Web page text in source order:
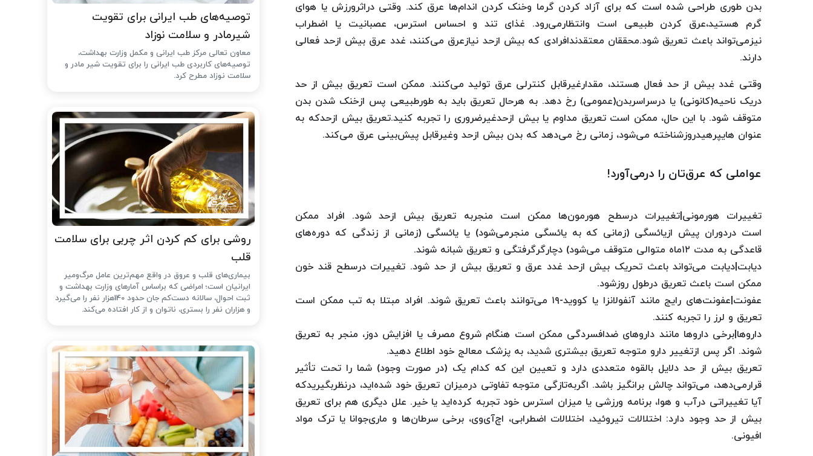
بدن طوری طراحی شده است که برای آزاد کردن گرما وخنک کردن اندام‌ها عرق کند. وقتی دراثرورزش یا هوای
گرم هستید،عرق کردن طبیعی است وانتظارمی‌رود. غذای تند و احساس استرس، عصبانیت یا اضطراب
نیزمی‌تواند باعث تعریق شود.محققان معتقدندافرادی که بیش ازحد نیازعرق می‌کنند، غدد عرق بیش ازحد فعالی
دارند.
وقتی غدد بیش از حد فعال هستند، مقدارغیرقابل کنترلی عرق تولید می‌کنند. ممکن است تعریق بیش از حد
دریک ناحیه(کانونی) یا درسراسربدن(عمومی) رخ دهد. به هرحال تعریق باید به طورطبیعی پس ازخنک شدن بدن
متوقف شود. با این حال، ممکن است تعریق مداوم یا بیش ازحدغیرضروری را تجربه کنید.تعریق بیش ازحدکه به
عنوان هایپرهیدروزشناخته می‌شود، زمانی رخ می‌دهد که بدن بیش ازحد وغیرقابل پیش‌بینی عرق می‌کند.
عواملی که عرق‌تان را درمی‌آورد!
تغییرات هورمونی|تغییرات درسطح هورمون‌ها ممکن است منجربه تعریق بیش ازحد شود. افراد ممکن
است دردوران پیش ازیائسگی (زمانی که به یائسگی منجرمی‌شود) یا یائسگی (زمانی از زندگی که دوره‌های
قاعدگی به مدت ۱۲ماه متوالی متوقف می‌شود) دچارگرگرفتگی و تعریق شبانه شوند.
دیابت|دیابت می‌تواند باعث تحریک بیش ازحد غدد عرق و تعریق بیش از حد شود. تغییرات درسطح قند خون
ممکن است باعث تعریق درطول روزشود.
عفونت|عفونت‌های رایج مانند آنفولانزا یا کووید-۱۹ می‌توانند باعث تعریق شوند. افراد مبتلا به تب ممکن است
تعریق و لرز را تجربه کنند.
داروها|برخی داروها مانند داروهای ضدافسردگی ممکن است هنگام شروع مصرف یا افزایش دوز، منجر به تعریق
شوند. اگر پس ازتغییر دارو متوجه تعریق بیشتری شدید، به پزشک معالج خود اطلاع دهید.
تعریق بیش از حد دلایل بالقوه متعددی دارد و تعیین این که کدام یک (در صورت وجود) شما را تحت تأثیر
قرارمی‌دهد، می‌تواند چالش برانگیز باشد. اگربه‌تازگی متوجه تفاوتی درمیزان تعریق خود شده‌اید، درنظربگیریدکه
آیا تغییراتی درآب و هوا، برنامه ورزشی یا میزان استرس خود تجربه کرده‌اید یا خیر. علل دیگری هم برای تعریق
بیش از حد وجود دارد: اختلالات تیروئید، اختلالات اضطرابی، اچ‎‌آی‌وی، برخی سرطان‌ها و ماری‌جوانا یا ترک مواد
افیونی.
توصیه‌های طب ایرانی برای تقویت
شیرمادر و سلامت نوزاد
معاون تعالی مرکز طب ایرانی و مکمل وزارت بهداشت،
توصیه‌های کاربردی طب ایرانی را برای تقویت شیر مادر و
سلامت نوزاد مطرح کرد.
روشی برای کم کردن اثر چربی برای سلامت
قلب
بیماری‌های قلب و عروق در واقع مهم‌ترین عامل مرگ‌ومیر
ایرانیان است؛ امراضی که براساس آمارهای وزارت بهداشت و
ثبت احوال، سالانه دست‌کم جان حدود 140هزار نفر را می‌گیرد
و هزاران نفر را بستری، ناتوان و از کار افتاده می‌کند.